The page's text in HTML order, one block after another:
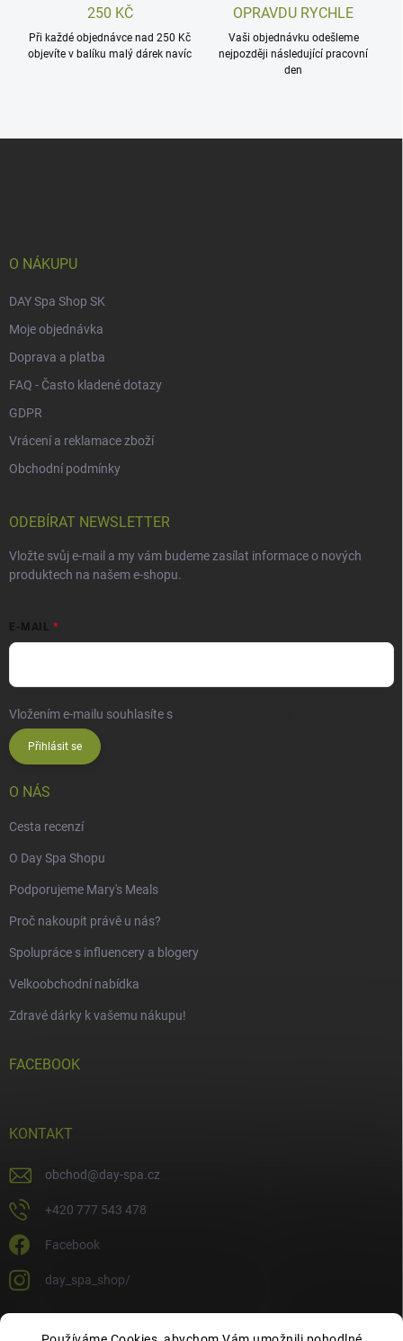
250 KČ
Při každé objednávce nad 250 Kč
objevíte v balíku malý dárek navíc
OPRAVDU RYCHLE
Vaši objednávku odešleme
nejpozději následující pracovní
den
O NÁKUPU
DAY Spa Shop SK
Moje objednávka
Doprava a platba
FAQ - Často kladené dotazy
GDPR
Vrácení a reklamace zboží
Obchodní podmínky
ODEBÍRAT NEWSLETTER
Vložte svůj e-mail a my vám budeme zasílat informace o nových
produktech na našem e-shopu.
E-MAIL
Vložením e-mailu souhlasíte s
Přihlásit se
O NÁS
Cesta recenzí
O Day Spa Shopu
Podporujeme Mary's Meals
Proč nakoupit právě u nás?
Spolupráce s influencery a blogery
Velkoobchodní nabídka
Zdravé dárky k vašemu nákupu!
FACEBOOK
KONTAKT
obchod@day-spa.cz
+420 777 543 478
Facebook
day_spa_shop/